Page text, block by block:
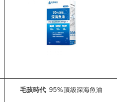
毛孩時代 95%頂級深海魚油